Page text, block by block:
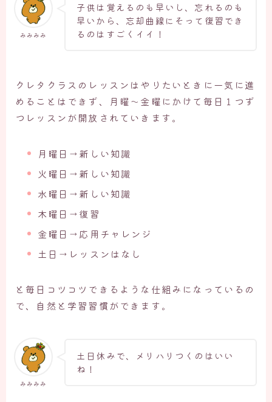
みみみみ
子供は覚えるのも早いし、忘れるのも
早いから、忘却曲線にそって復習でき
るのはすごくイイ！
クレタクラスのレッスンはやりたいときに一気に進
めることはできず、月曜～金曜にかけて毎日１つず
つレッスンが開放されていきます。
月曜日→新しい知識
火曜日→新しい知識
水曜日→新しい知識
木曜日→復習
金曜日→応用チャレンジ
土日→レッスンはなし
と毎日コツコツできるような仕組みになっているの
で、自然と学習習慣ができます。
みみみみ
土日休みで、メリハリつくのはいい
ね！